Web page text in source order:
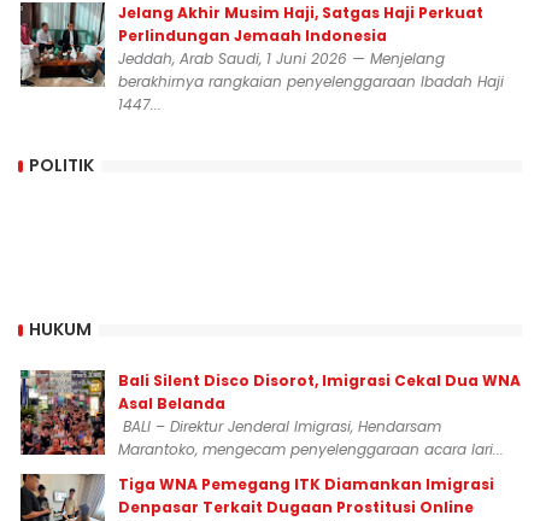
Jelang Akhir Musim Haji, Satgas Haji Perkuat
Perlindungan Jemaah Indonesia
Jeddah, Arab Saudi, 1 Juni 2026 — Menjelang
berakhirnya rangkaian penyelenggaraan Ibadah Haji
1447...
POLITIK
HUKUM
Bali Silent Disco Disorot, Imigrasi Cekal Dua WNA
Asal Belanda
BALI – Direktur Jenderal Imigrasi, Hendarsam
Marantoko, mengecam penyelenggaraan acara lari...
Tiga WNA Pemegang ITK Diamankan Imigrasi
Denpasar Terkait Dugaan Prostitusi Online